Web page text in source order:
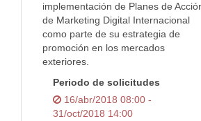
implementación de Planes de
de Marketing Digital Internacional
como parte de su estrategia de
promoción en los mercados
exteriores.
Periodo de solicitudes
16/abr/2018 08:00 -
31/oct/2018 14:00